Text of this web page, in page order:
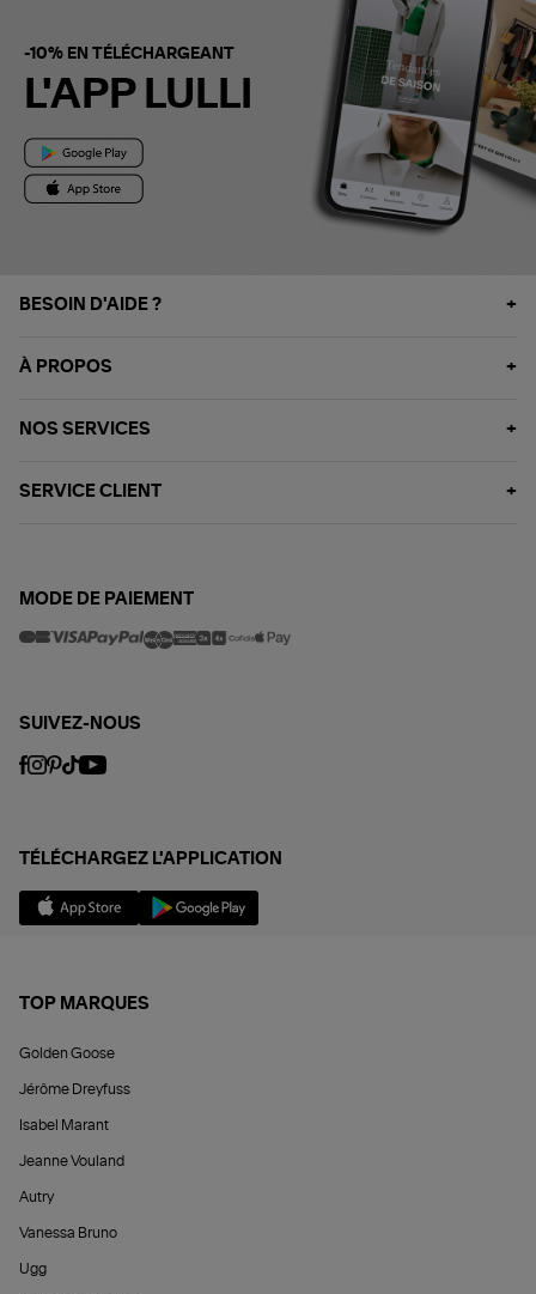
-10% EN TÉLÉCHARGEANT
L'APP LULLI
BESOIN D'AIDE ?
À PROPOS
NOS SERVICES
SERVICE CLIENT
MODE DE PAIEMENT
SUIVEZ-NOUS
TÉLÉCHARGEZ L'APPLICATION
TOP MARQUES
Golden Goose
Jérôme Dreyfuss
Isabel Marant
Jeanne Vouland
Autry
Vanessa Bruno
Ugg